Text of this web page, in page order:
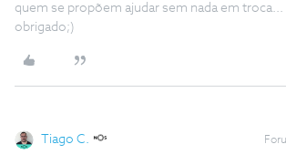
quem se propõem ajudar sem nada em
obrigado;)
Tiago C.